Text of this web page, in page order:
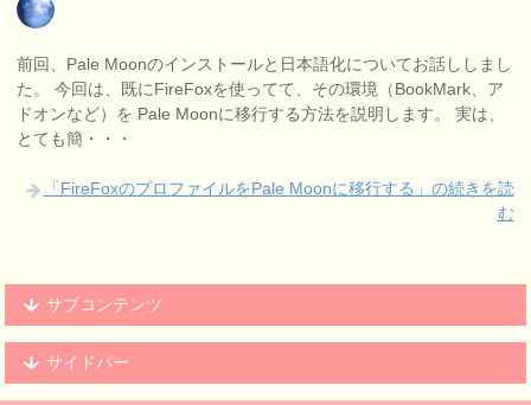
前回、Pale Moonのインストールと日本語化についてお話ししまし
た。 今回は、既にFireFoxを使ってて、その環境（BookMark、ア
ドオンなど）を Pale Moonに移行する方法を説明します。 実は、
とても簡・・・
「FireFoxのプロファイルをPale Moonに移行する」の続きを読
む
サブコンテンツ
サイドバー